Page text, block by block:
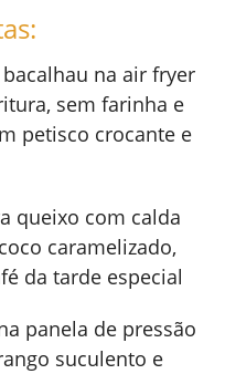
na air fryer
sem farinha e
petisco crocante e
queixo com calda
caramelizado,
da tarde especial
panela de pressão
suculento e